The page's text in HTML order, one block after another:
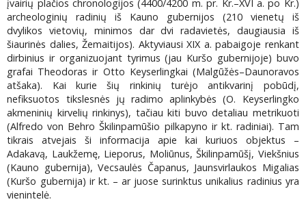
įvairių plačios chronologijos (4400/4200 m. pr. Kr.–XVI a. po Kr.)
archeologinių radinių iš Kauno gubernijos (210 vienetų iš
dvylikos vietovių, minimos dar dvi radavietės, daugiausia iš
šiaurinės dalies, Žemaitijos). Aktyviausi XIX a. pabaigoje renkant
dirbinius ir organizuojant tyrimus (jau Kuršo gubernijoje) buvo
grafai Theodoras ir Otto Keyserlingkai (Malgūžės–Daunoravos
atšaka). Kai kurie šių rinkinių turėjo antikvarinį pobūdį,
nefiksuotos tikslesnės jų radimo aplinkybės (O. Keyserlingko
akmeninių kirvelių rinkinys), tačiau kiti buvo detaliau metrikuoti
(Alfredo von Behro Škilinpamūšio pilkapyno ir kt. radiniai). Tam
tikrais atvejais ši informacija apie kai kuriuos objektus –
Adakavą, Laukžemę, Lieporus, Moliūnus, Škilinpamūšį, Viekšnius
(Kauno gubernija), Vecsaulės Čapanus, Jaunsvirlaukos Migalias
(Kuršo gubernija) ir kt. – ar juose surinktus unikalius radinius yra
vienintelė.